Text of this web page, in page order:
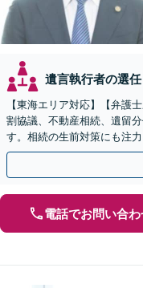
遺言執行者の選任
【東海エリア対応】【弁護
割協議、不動産相続、遺留
す。相続の生前対策にも注
にも、お早めにご相談くだ
電話でお問い合わ